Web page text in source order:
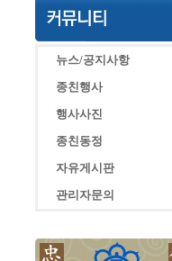
뉴스/공지사항
종친행사
행사사진
종친동정
자유게시판
관리자문의